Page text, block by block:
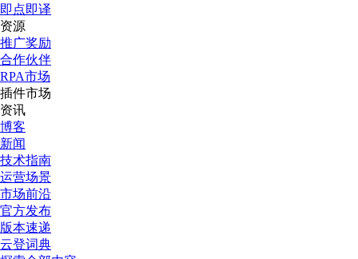
即点即译
资源
推广奖励
合作伙伴
RPA市场
插件市场
资讯
博客
新闻
技术指南
运营场景
市场前沿
官方发布
版本速递
云登词典